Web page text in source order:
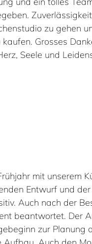
zu gehen
Grosses
Seele und
mit unserem
Entwurf und
Auch nach der
beantwortet. Der
zur Planung